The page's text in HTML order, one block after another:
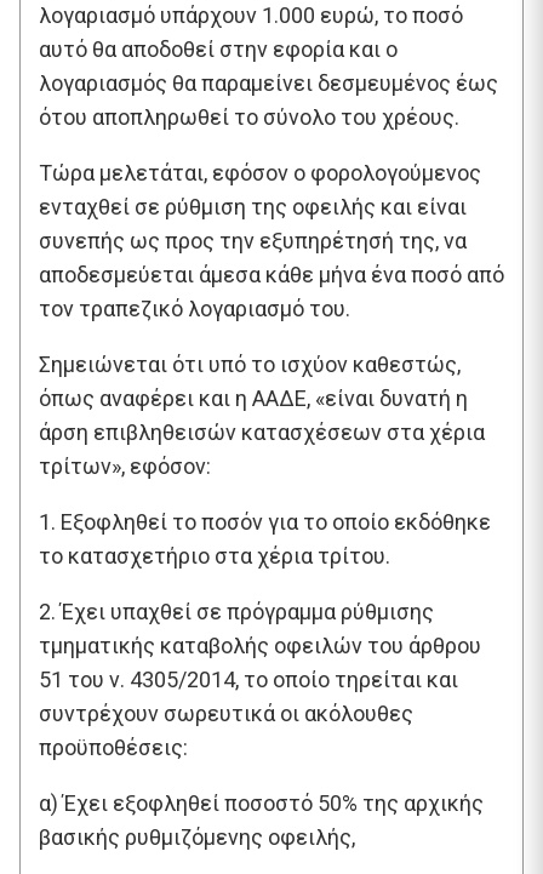
λογαριασμό υπάρχουν 1.000 ευρώ, το ποσό
αυτό θα αποδοθεί στην εφορία και ο
λογαριασμός θα παραμείνει δεσμευμένος έως
ότου αποπληρωθεί το σύνολο του χρέους.
Τώρα μελετάται, εφόσον ο φορολογούμενος
ενταχθεί σε ρύθμιση της οφειλής και είναι
συνεπής ως προς την εξυπηρέτησή της, να
αποδεσμεύεται άμεσα κάθε μήνα ένα ποσό από
τον τραπεζικό λογαριασμό του.
Σημειώνεται ότι υπό το ισχύον καθεστώς,
όπως αναφέρει και η ΑΑΔΕ, «είναι δυνατή η
άρση επιβληθεισών κατασχέσεων στα χέρια
τρίτων», εφόσον:
1. Εξοφληθεί το ποσόν για το οποίο εκδόθηκε
το κατασχετήριο στα χέρια τρίτου.
2. Έχει υπαχθεί σε πρόγραμμα ρύθμισης
τμηματικής καταβολής οφειλών του άρθρου
51 του ν. 4305/2014, το οποίο τηρείται και
συντρέχουν σωρευτικά οι ακόλουθες
προϋποθέσεις:
α) Έχει εξοφληθεί ποσοστό 50% της αρχικής
βασικής ρυθμιζόμενης οφειλής,